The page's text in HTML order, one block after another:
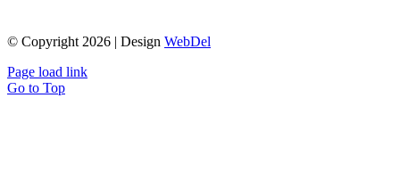
© Copyright 2026 | Design WebDel
Page load link
Go to Top